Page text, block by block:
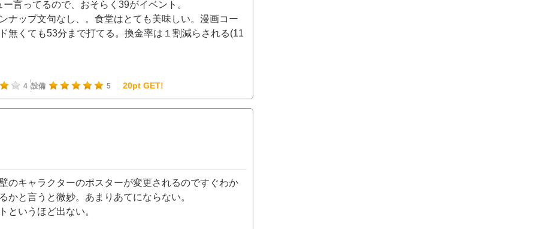
言ってるので、おそらく39がイベント。
ナップ文句なし、。食堂はとても美味しい。漫画コー
無くても53分まで打てる。換金率は１割減らされる(11
4 設備 5 20pt GET!
のキャラクターのポスターが変更されるのですぐわか
かと言うと微妙。あまりあてにならない。
というほど出ない。